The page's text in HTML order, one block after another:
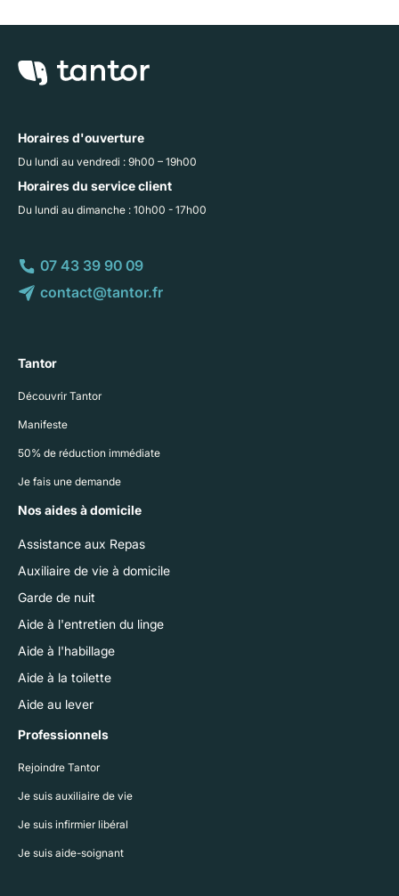
Horaires d'ouverture
Du lundi au vendredi : 9h00 – 19h00
Horaires du service client
Du lundi au dimanche : 10h00 - 17h00
07 43 39 90 09
contact@tantor.fr
Tantor
Découvrir Tantor
Manifeste
50% de réduction immédiate
Je fais une demande
Nos aides à domicile
Assistance aux Repas
Auxiliaire de vie à domicile
Garde de nuit
Aide à l'entretien du linge
Aide à l'habillage
Aide à la toilette
Aide au lever
Professionnels
Rejoindre Tantor
Je suis auxiliaire de vie
Je suis infirmier libéral
Je suis aide-soignant